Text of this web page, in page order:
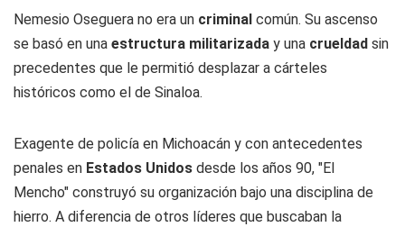
Nemesio Oseguera no era un criminal común. Su ascenso
se basó en una estructura militarizada y una crueldad sin
precedentes que le permitió desplazar a cárteles
históricos como el de Sinaloa.
Exagente de policía en Michoacán y con antecedentes
penales en Estados Unidos desde los años 90, "El
Mencho" construyó su organización bajo una disciplina de
hierro. A diferencia de otros líderes que buscaban la